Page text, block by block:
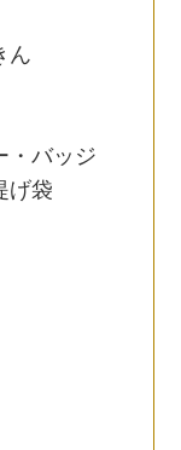
ん
・バッジ
げ袋